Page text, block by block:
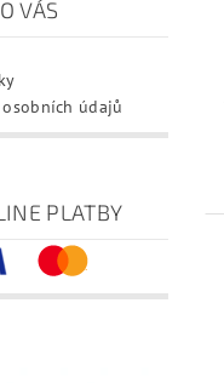
VÁS
údajů
PLATBY